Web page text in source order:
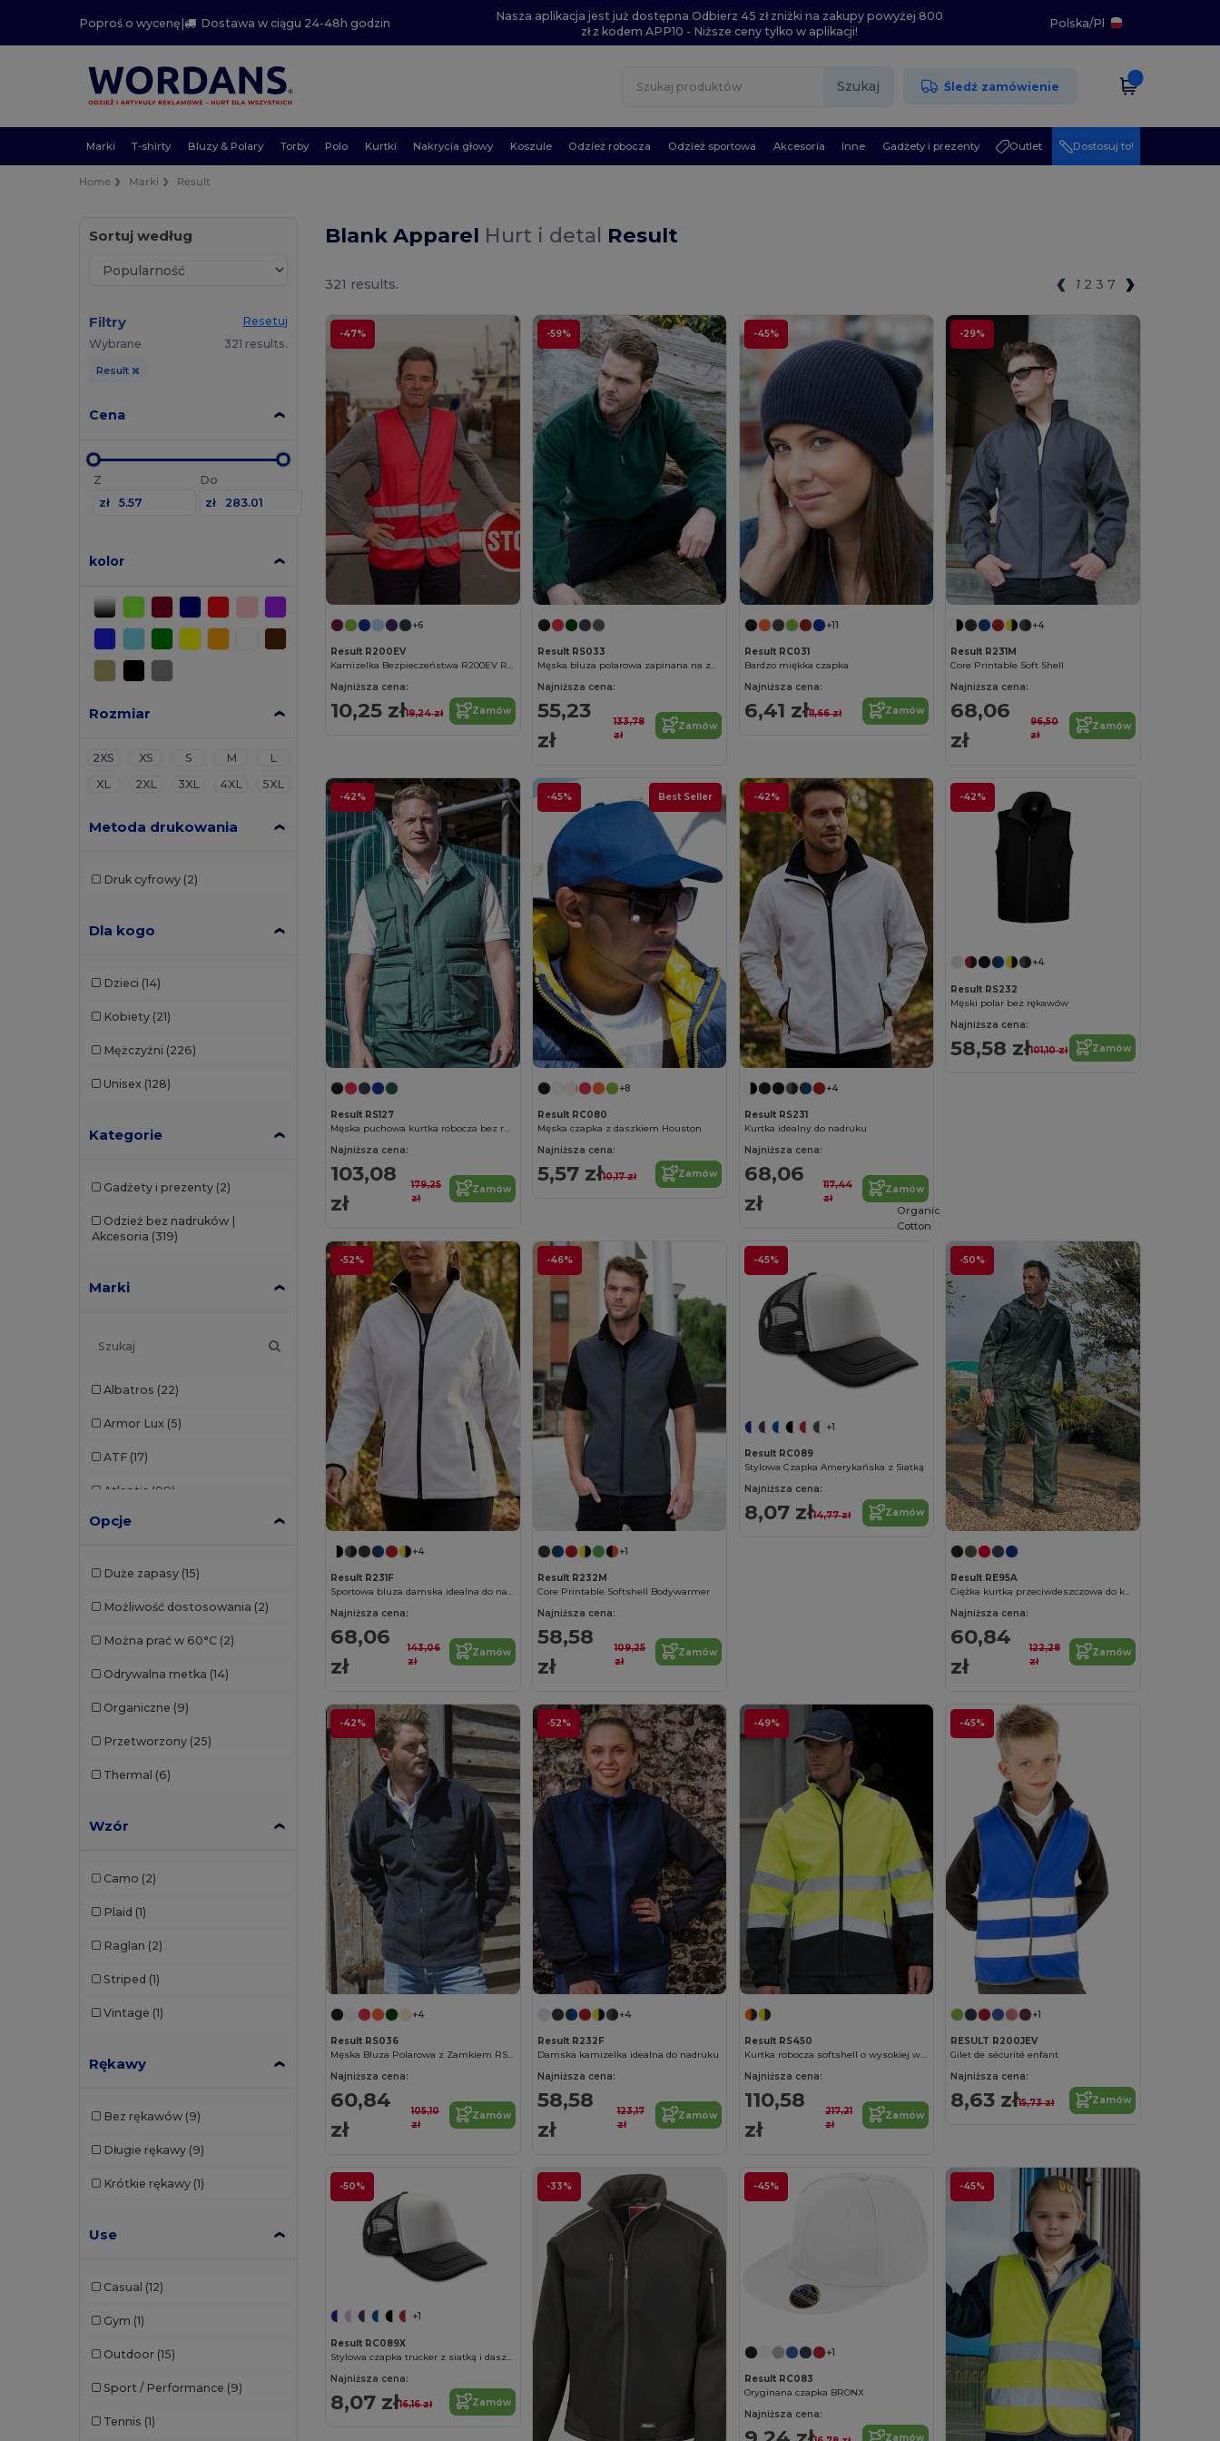
Poproś o wycenę| Dostawa w ciągu 24-48h godzin
Nasza aplikacja jest już dostępna Odbierz 45 zł zniżki na zakupy powyżej 800
zł z kodem APP10 - Niższe ceny tylko w aplikacji!
Polska/Pl
Szukaj Śledź zamówienie
Marki T-shirty Bluzy & Polary Torby Polo Kurtki Nakrycia głowy Koszule Odzież robocza Odzież sportowa Akcesoria Inne Gadżety i prezenty Outlet Dostosuj to!
Home Marki Result
Sortuj według
Filtry
Resetuj
Wybrane
321 results.
Result
Cena
Z
zł
Do
zł
kolor
Rozmiar
2XS XS S M
L
XL
2XL 3XL 4XL 5XL
Metoda drukowania
Druk cyfrowy (2)
Dla kogo
Dzieci (14)
Kobiety (21)
Mężczyźni (226)
Unisex (128)
Kategorie
Gadżety i prezenty (2)
Odzież bez nadruków |
Akcesoria (319)
Marki
Albatros (22)
Armor Lux (5)
ATF (17)
Atlantis (99)
Atlantis Headwear
Bagbase
Build Your Brand
CG International
Chipolo (2)
Clubclass
Craghoppers
Crocs
(8)
Opcje
Duże zapasy (15)
Możliwość dostosowania (2)
Można prać w 60°C (2)
Odrywalna metka (14)
Organiczne (9)
Przetworzony (25)
Thermal (6)
Wzór
Camo (2)
Plaid (1)
Raglan (2)
Striped (1)
Vintage (1)
Rękawy
Bez rękawów (9)
Długie rękawy (9)
Krótkie rękawy (1)
Use
Casual (12)
Gym (1)
Outdoor (15)
Sport / Performance (9)
Tennis (1)
Blank Apparel Hurt i detal Result
321 results. 1 2 3 7
-47%
+6
Result R200EV
Kamizelka Bezpieczeństwa R200EV Result
Najniższa cena:
10,25 zł19,24 zł Zamów
-59%
Result RS033
Męska bluza polarowa zapinana na zamek
Najniższa cena:
55,23
zł
133,78
zł
Zamów
-45%
+11
Result RC031
Bardzo miękka czapka
Najniższa cena:
6,41 zł11,66 zł Zamów
-29%
+4
Result R231M
Core Printable Soft Shell
Najniższa cena:
68,06
zł
96,50
zł
Zamów
-42%
Result RS127
Męska puchowa kurtka robocza bez rękawów
Najniższa cena:
103,08
zł
179,25
zł
Zamów
-45% Best Seller
+8
Result RC080
Męska czapka z daszkiem Houston
Najniższa cena:
5,57 zł10,17 zł Zamów
-42%
+4
Result RS231
Kurtka idealny do nadruku
Najniższa cena:
68,06
zł
117,44
zł
Zamów
-42%
+4
Result RS232
Męski polar bez rękawów
Najniższa cena:
58,58 zł101,10 zł Zamów
-52%
+4
Result R231F
Sportowa bluza damska idealna do nadruku
Najniższa cena:
68,06
zł
143,06
zł
Zamów
-46%
+1
Result R232M
Core Printable Softshell Bodywarmer
Najniższa cena:
58,58
zł
109,25
zł
Zamów
-45%
+1
Result RC089
Stylowa Czapka Amerykańska z Siatką
Najniższa cena:
8,07 zł14,77 zł Zamów
-50%
Organic
Cotton
Result RE95A
Ciężka kurtka przeciwdeszczowa do kombinezonu
Najniższa cena:
60,84
zł
122,28
zł
Zamów
-42%
+4
Result RS036
Męska Bluza Polarowa z Zamkiem RS036
Najniższa cena:
60,84
zł
105,10
zł
Zamów
-52%
+4
Result R232F
Damska kamizelka idealna do nadruku
Najniższa cena:
58,58
zł
123,17
zł
Zamów
-49%
Result RS450
Kurtka robocza softshell o wysokiej widoczności
Najniższa cena:
110,58
zł
217,21
zł
Zamów
-45%
+1
RESULT R200JEV
Gilet de sécurité enfant
Najniższa cena:
8,63 zł15,73 zł Zamów
-50%
+1
Result RC089X
Stylowa czapka trucker z siatką i daszkiem
Najniższa cena:
8,07 zł16,16 zł Zamów
-33% -45%
+1
Result RC083
Oryginana czapka BRONX
Najniższa cena:
Zamów
-45%